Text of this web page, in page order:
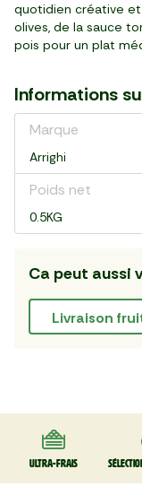
quotidien créative et
olives, de la sauce
pois pour un plat
Informations
Marque
Arrighi
Poids net
0.5KG
Ca peut aussi
livraison
Ultra-frais